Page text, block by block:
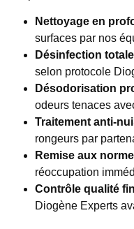
Nettoyage en
surfaces par nos
Désinfection totale
selon protocole
Désodorisation
odeurs tenaces
Traitement anti-
rongeurs par
Remise aux
réoccupation
Contrôle qualité
Diogène Experts